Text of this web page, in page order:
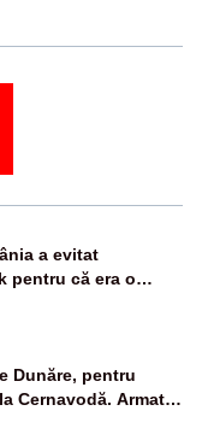
a evitat
pentru că era o
și fondurile de
Dunăre, pentru
Cernavodă. Armata
va devia apa